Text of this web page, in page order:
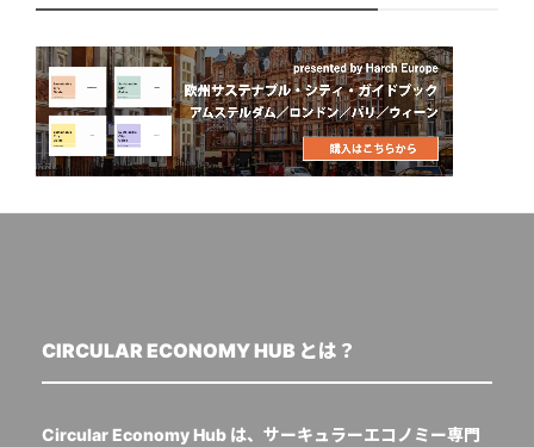
CIRCULAR ECONOMY HUB とは？
Circular Economy Hub は、サーキュラーエコノミー専門